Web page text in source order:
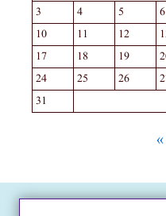
3
4 5 6
10
11 12
17
18 19
24
25 26
31